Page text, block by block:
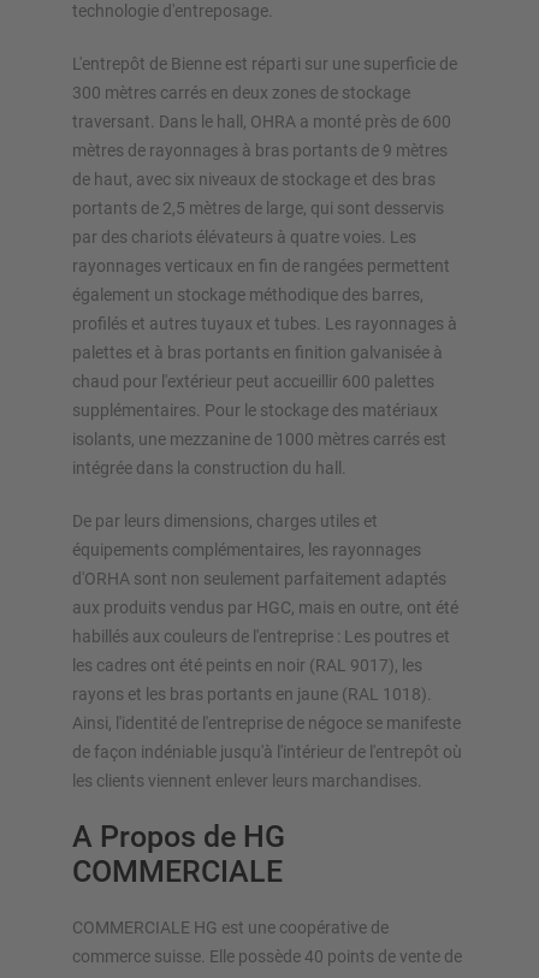
technologie d'entreposage.
L'entrepôt de Bienne est réparti sur une superficie de
300 mètres carrés en deux zones de stockage
traversant. Dans le hall, OHRA a monté près de 600
mètres de rayonnages à bras portants de 9 mètres
de haut, avec six niveaux de stockage et des bras
portants de 2,5 mètres de large, qui sont desservis
par des chariots élévateurs à quatre voies. Les
rayonnages verticaux en fin de rangées permettent
également un stockage méthodique des barres,
profilés et autres tuyaux et tubes. Les rayonnages à
palettes et à bras portants en finition galvanisée à
chaud pour l'extérieur peut accueillir 600 palettes
supplémentaires. Pour le stockage des matériaux
isolants, une mezzanine de 1000 mètres carrés est
intégrée dans la construction du hall.
De par leurs dimensions, charges utiles et
équipements complémentaires, les rayonnages
d'ORHA sont non seulement parfaitement adaptés
aux produits vendus par HGC, mais en outre, ont été
habillés aux couleurs de l'entreprise : Les poutres et
les cadres ont été peints en noir (RAL 9017), les
rayons et les bras portants en jaune (RAL 1018).
Ainsi, l'identité de l'entreprise de négoce se manifeste
de façon indéniable jusqu'à l'intérieur de l'entrepôt où
les clients viennent enlever leurs marchandises.
A Propos de HG
COMMERCIALE
COMMERCIALE HG est une coopérative de
commerce suisse. Elle possède 40 points de vente de